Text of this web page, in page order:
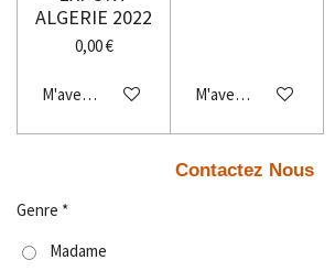
ALGERIE 2022
0,00 €
M'avertir si disponible M'avertir si disponible
Contactez Nous
Genre *
Madame